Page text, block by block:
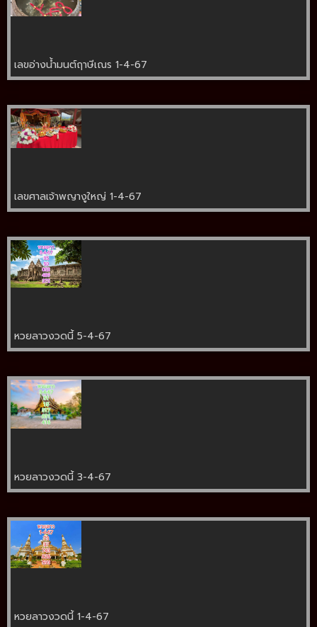
เลขอ่างน้ำมนต์ฤาษีเณร 1-4-67
เลขศาลเจ้าพญางูใหญ่ 1-4-67
หวยลาวงวดนี้ 5-4-67
หวยลาวงวดนี้ 3-4-67
หวยลาวงวดนี้ 1-4-67